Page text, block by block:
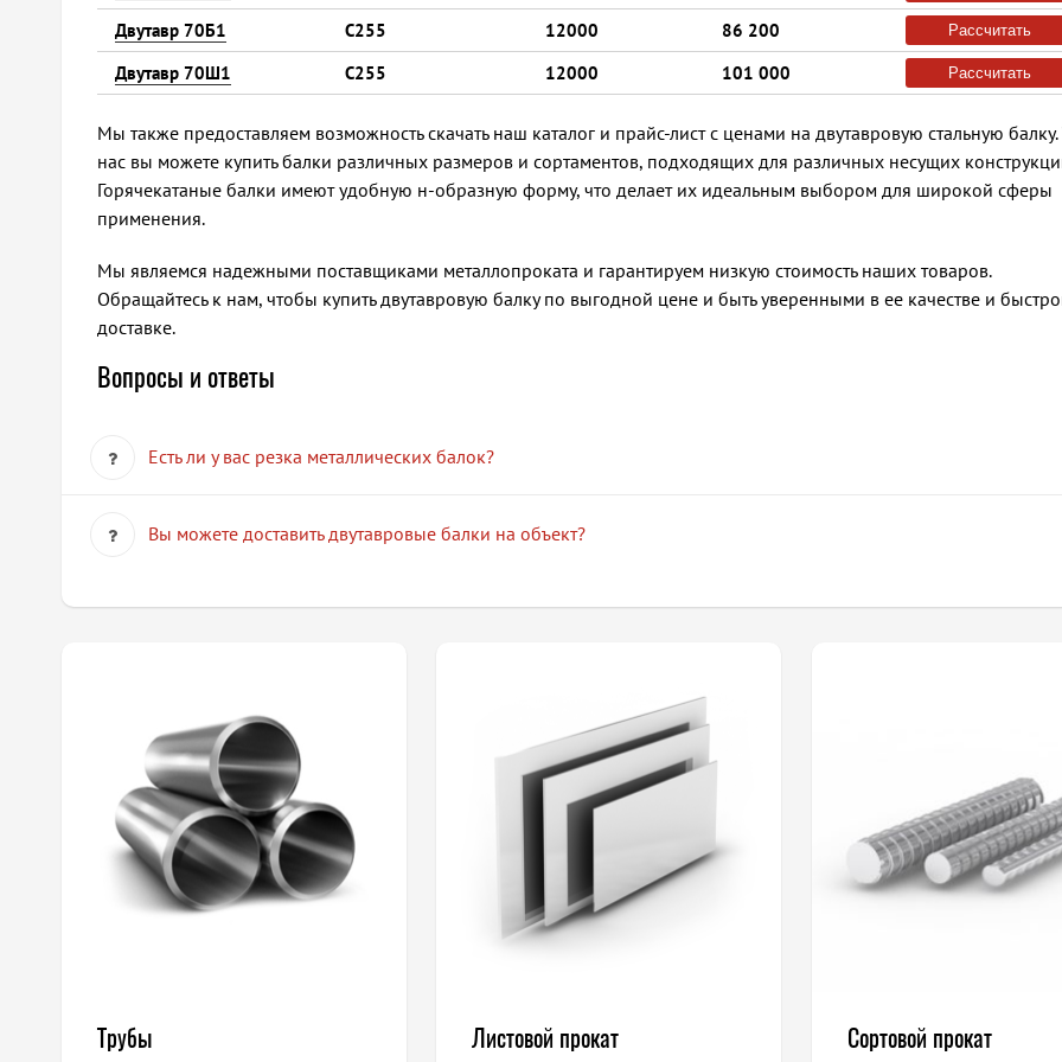
Двутавр 70Б1 С255 12000 86 200 Рассчитать
Двутавр 70Ш1 С255 12000 101 000 Рассчитать
Мы также предоставляем возможность скачать наш каталог и прайс-лист с ценами на двутавровую стальную
нас вы можете купить балки различных размеров и сортаментов, подходящих для различных несущих
Горячекатаные балки имеют удобную н-образную форму, что делает их идеальным выбором для широкой сферы
применения.
Мы являемся надежными поставщиками металлопроката и гарантируем низкую стоимость наших товаров.
Обращайтесь к нам, чтобы купить двутавровую балку по выгодной цене и быть уверенными в ее качестве и
доставке.
Вопросы и ответы
Есть ли у вас резка металлических балок?
Вы можете доставить двутавровые балки на объект?
Трубы Листовой прокат Сортовой прокат